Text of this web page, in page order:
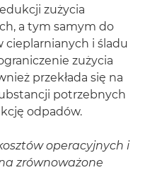
zużycia
a tym samym do
cieplarnianych i śladu
zużycia
przekłada się na
potrzebnych
odpadów.
operacyjnych i
zrównoważone